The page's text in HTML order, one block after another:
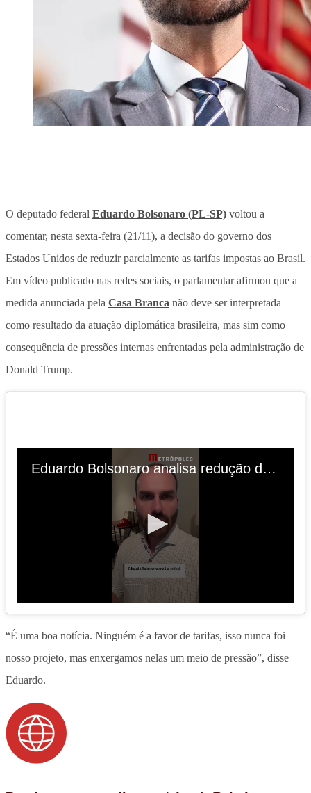
O deputado federal Eduardo Bolsonaro (PL-SP) voltou a
comentar, nesta sexta-feira (21/11), a decisão do governo dos
Estados Unidos de reduzir parcialmente as tarifas impostas ao Brasil.
Em vídeo publicado nas redes sociais, o parlamentar afirmou que a
medida anunciada pela Casa Branca não deve ser interpretada
como resultado da atuação diplomática brasileira, mas sim como
consequência de pressões internas enfrentadas pela administração de
Donald Trump.
“É uma boa notícia. Ninguém é a favor de tarifas, isso nunca foi
nosso projeto, mas enxergamos nelas um meio de pressão”, disse
Eduardo.